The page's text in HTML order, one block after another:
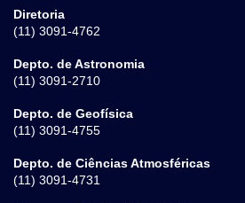
Diretoria
(11) 3091-4762
Depto. de Astronomia
(11) 3091-2710
Depto. de Geofísica
(11) 3091-4755
Depto. de Ciências Atmosféricas
(11) 3091-4731